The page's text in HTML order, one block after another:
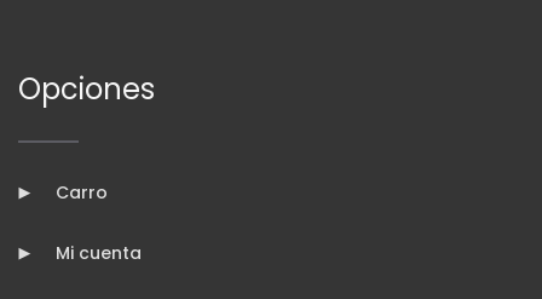
Opciones
Carro
Mi cuenta